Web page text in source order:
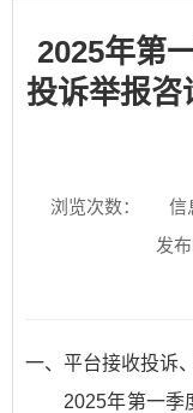
2025年第
投诉举报
浏览次数：
信
发
一、平台接收投诉
2025年第一季